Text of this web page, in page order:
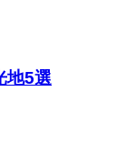
地5選